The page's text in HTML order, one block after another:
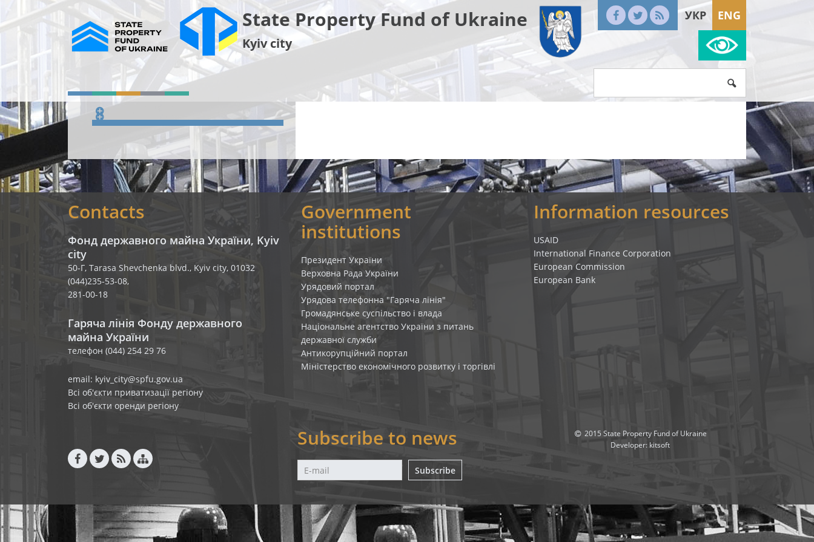
State Property Fund of Ukraine
Kyiv city
УКР ENG
Contacts
Фонд державного майна України, Kyiv
city
50-Г, Tarasa Shevchenka blvd., Kyiv city, 01032
(044)235-53-08,
281-00-18
Гаряча лінія Фонду державного
майна України
телефон (044) 254 29 76
email: kyiv_city@spfu.gov.ua
Всі об'єкти приватизації регіону
Всі об'єкти оренди регіону
Government
institutions
Президент України
Верховна Рада України
Урядовий портал
Урядова телефонна "Гаряча лінія"
Громадянське суспільство і влада
Національне агентство України з питань
державної служби
Антикорупційний портал
Міністерство економічного розвитку і торгівлі
Information resources
USAID
International Finance Corporation
European Commission
European Bank
Subscribe to news
Subscribe
2015 State Property Fund of Ukraine
Developer: kitsoft